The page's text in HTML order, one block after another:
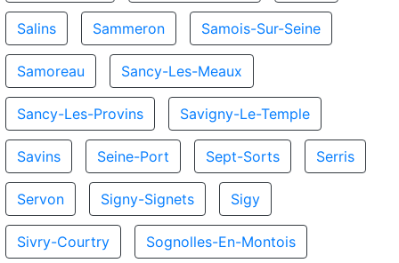
Salins Sammeron Samois-Sur-Seine
Samoreau Sancy-Les-Meaux
Sancy-Les-Provins Savigny-Le-Temple
Savins Seine-Port Sept-Sorts Serris
Servon Signy-Signets Sigy
Sivry-Courtry Sognolles-En-Montois